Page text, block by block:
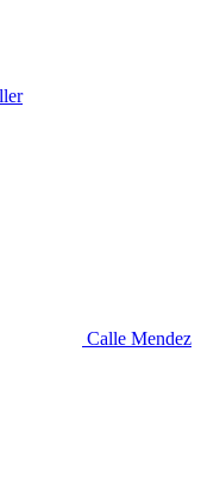
Calle Mendez